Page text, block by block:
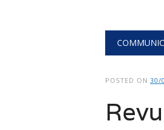
Main
POSTED ON 30/